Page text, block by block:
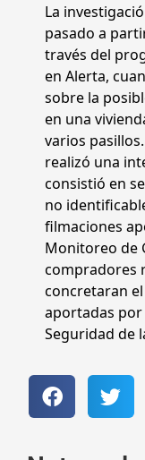
La
pasado a
través del
en Alerta,
sobre la
en una
varios
realizó una
consistió en
no
filmaciones
Monitoreo de
compradores
concretaran
aportadas
Seguridad de